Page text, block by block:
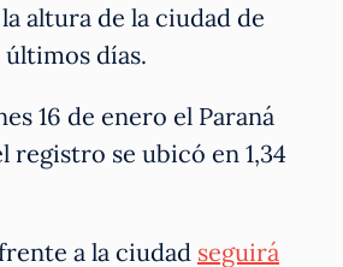
altura de la ciudad de
días.
16 de enero el Paraná
registro se ubicó en 1,34
a la ciudad seguirá